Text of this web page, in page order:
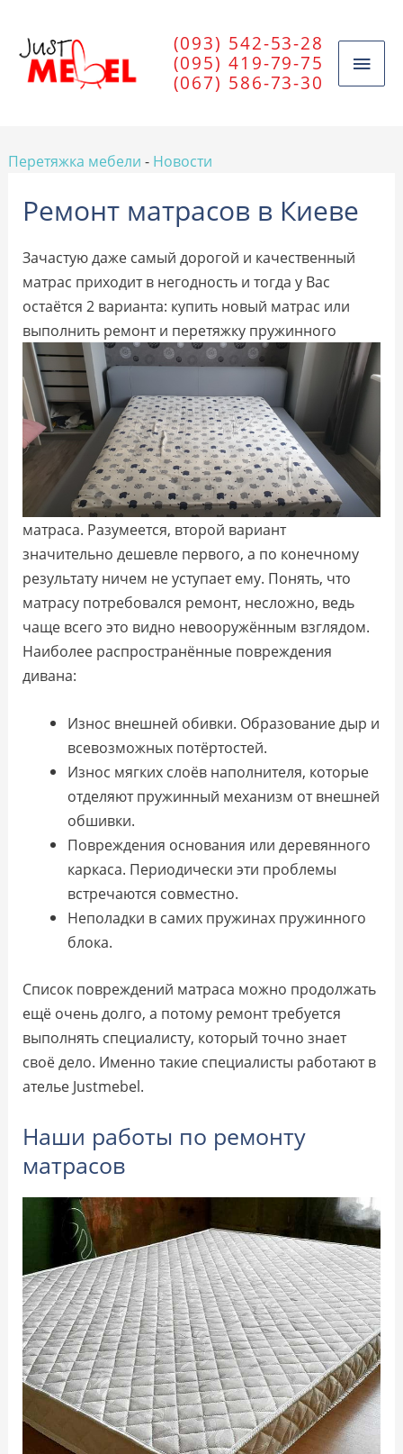
(093) 542-53-28
(095) 419-79-75
(067) 586-73-30
Перетяжка мебели - Новости
Ремонт матрасов в Киеве
Зачастую даже самый дорогой и качественный
матрас приходит в негодность и тогда у Вас
остаётся 2 варианта: купить новый матрас или
выполнить ремонт и перетяжку пружинного
матраса. Разумеется, второй вариант
значительно дешевле первого, а по конечному
результату ничем не уступает ему. Понять, что
матрасу потребовался ремонт, несложно, ведь
чаще всего это видно невооружённым взглядом.
Наиболее распространённые повреждения
дивана:
Износ внешней обивки. Образование дыр и
всевозможных потёртостей.
Износ мягких слоёв наполнителя, которые
отделяют пружинный механизм от внешней
обшивки.
Повреждения основания или деревянного
каркаса. Периодически эти проблемы
встречаются совместно.
Неполадки в самих пружинах пружинного
блока.
Список повреждений матраса можно продолжать
ещё очень долго, а потому ремонт требуется
выполнять специалисту, который точно знает
своё дело. Именно такие специалисты работают в
ателье Justmebel.
Наши работы по ремонту
матрасов